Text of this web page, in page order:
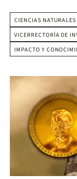
CIENCIAS NATURALES
VICERRECTORÍA DE
IMPACTO Y